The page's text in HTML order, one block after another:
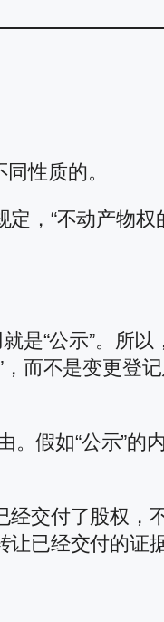
性质的。
，“不动产物权
是“公示”。所以
而不是变更登
假如“公示”的
经交付了股权，
已经交付的证据